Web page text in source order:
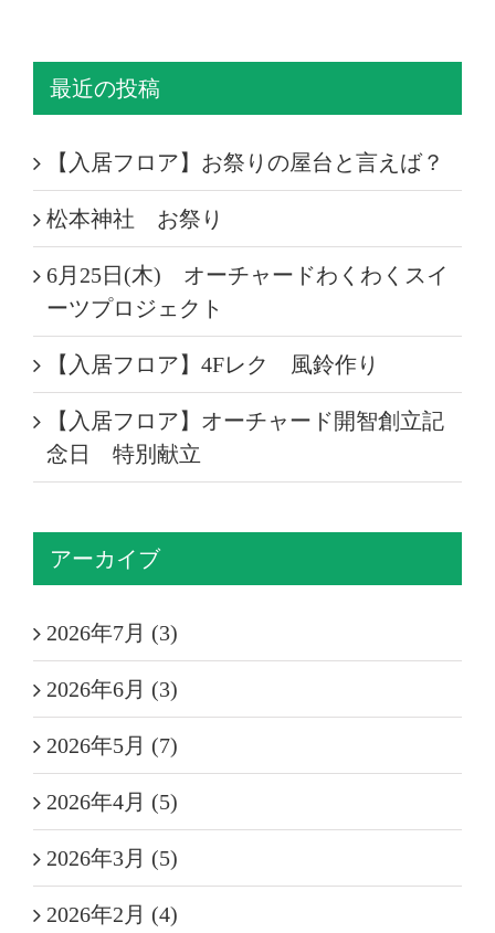
最近の投稿
【入居フロア】お祭りの屋台と言えば？
松本神社 お祭り
6月25日(木) オーチャードわくわくスイ
ーツプロジェクト
【入居フロア】4Fレク 風鈴作り
【入居フロア】オーチャード開智創立記
念日 特別献立
アーカイブ
2026年7月 (3)
2026年6月 (3)
2026年5月 (7)
2026年4月 (5)
2026年3月 (5)
2026年2月 (4)